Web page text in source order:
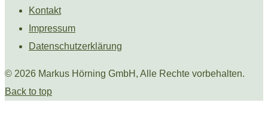
Kontakt
Impressum
Datenschutzerklärung
© 2026 Markus Hörning GmbH, Alle Rechte vorbehalten.
Back to top